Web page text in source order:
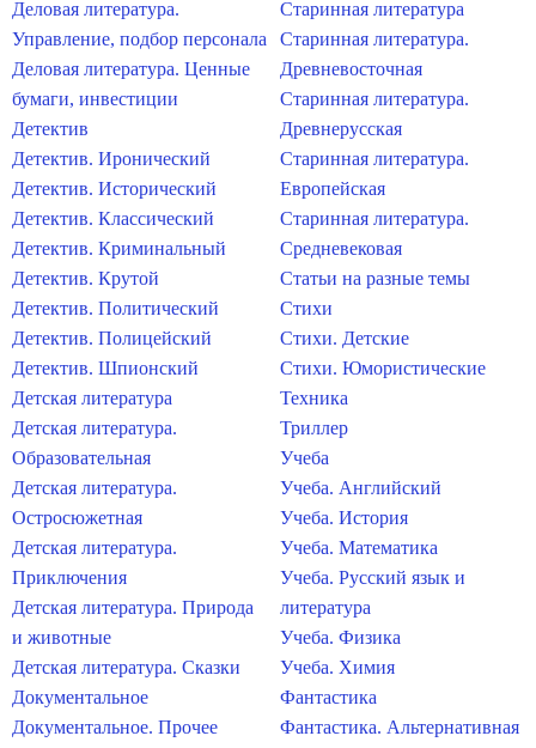
Деловая литература.
Управление, подбор персонала
Деловая литература. Ценные
бумаги, инвестиции
Детектив
Детектив. Иронический
Детектив. Исторический
Детектив. Классический
Детектив. Криминальный
Детектив. Крутой
Детектив. Политический
Детектив. Полицейский
Детектив. Шпионский
Детская литература
Детская литература.
Образовательная
Детская литература.
Остросюжетная
Детская литература.
Приключения
Детская литература. Природа
и животные
Детская литература. Сказки
Документальное
Документальное. Прочее
Старинная литература
Старинная литература.
Древневосточная
Старинная литература.
Древнерусская
Старинная литература.
Европейская
Старинная литература.
Средневековая
Статьи на разные темы
Стихи
Стихи. Детские
Стихи. Юмористические
Техника
Триллер
Учеба
Учеба. Английский
Учеба. История
Учеба. Математика
Учеба. Русский язык и
литература
Учеба. Физика
Учеба. Химия
Фантастика
Фантастика. Альтернативная